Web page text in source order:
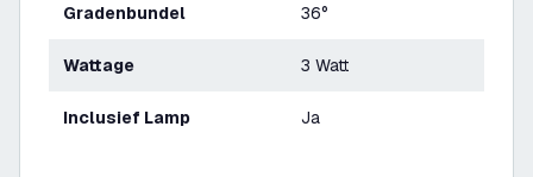
Gradenbundel 36°
Wattage 3 Watt
Inclusief Lamp Ja